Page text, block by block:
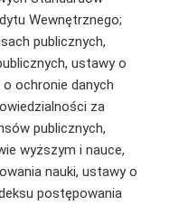
Wewnętrznego;
publicznych,
ustawy o
ochronie danych
za
publicznych,
wyższym i nauce,
nauki, ustawy o
postępowania